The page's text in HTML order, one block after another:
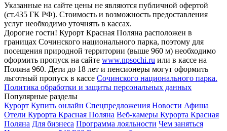
Указанные на сайте цены не являются публичной офертой
(ст.435 ГК РФ). Стоимость и возможность предоставления
услуг необходимо уточнять в кассах.
Дорогие гости! Курорт Красная Поляна расположен в
границах Сочинского национального парка, поэтому для
посещения природной территории (выше 960 м) необходимо
оформить пропуск на сайте www.npsochi.ru или в кассе на
Поляна 960. Дети до 18 лет и пенсионеры могут оформить
льготный пропуск в кассе Сочинского национального парка.
Политика обработки и защиты персональных данных
Популярные разделы
Курорт Купить онлайн Спецпредложения Новости Афиша
Отели Курорта Красная Поляна Веб-камеры Курорта Красная
Поляна Для бизнеса Программа лояльности Чем заняться